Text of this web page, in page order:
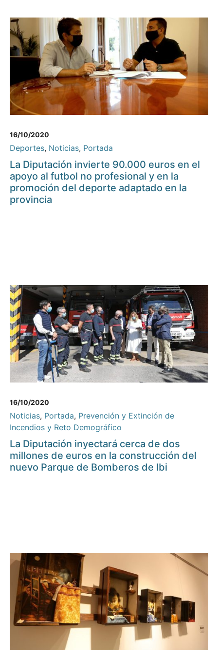
16/10/2020
Deportes, Noticias, Portada
La Diputación invierte 90.000 euros en el
apoyo al futbol no profesional y en la
promoción del deporte adaptado en la
provincia
16/10/2020
Noticias, Portada, Prevención y Extinción de
Incendios y Reto Demográfico
La Diputación inyectará cerca de dos
millones de euros en la construcción del
nuevo Parque de Bomberos de Ibi